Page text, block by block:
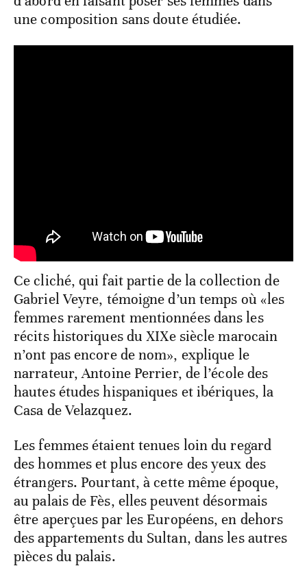
une composition sans doute étudiée.
Ce cliché, qui fait partie de la collection de
Gabriel Veyre, témoigne d’un temps où «les
femmes rarement mentionnées dans les
récits historiques du XIXe siècle marocain
n’ont pas encore de nom», explique le
narrateur, Antoine Perrier, de l’école des
hautes études hispaniques et ibériques, la
Casa de Velazquez.
Les femmes étaient tenues loin du regard
des hommes et plus encore des yeux des
étrangers. Pourtant, à cette même époque,
au palais de Fès, elles peuvent désormais
être aperçues par les Européens, en dehors
des appartements du Sultan, dans les autres
pièces du palais.